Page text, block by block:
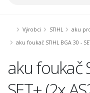
Výrobci STIHL aku
aku foukač STIHL BGA 30 -
aku foukač